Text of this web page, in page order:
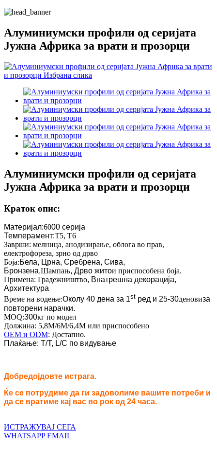
Алуминиумски профили од серијата
Јужна Африка за врати и прозорци
Алуминиумски профили од серијата
Јужна Африка за врати и прозорци
Краток опис:
Материјал:6000 серија
Темперамент:T5, T6
Заврши: мелница, анодизирање, облога во прав,
електрофореза, зрно од дрво
Боја:Бела, Црна, Сребрена, Сива,
Бронзена,Шампањ, Дрво житои приспособена боја.
Примена: Градежништво, Внатрешна декорација,
Архитектура
Време на водење:Околу 40 дена за 1st ред и 25-30деновиза
повторени нарачки.
MOQ:300кг по модел
Должина: 5,8M/6M/6,4M или приспособено
OEM и ODM: Достапно.
Плаќање: T/T, L/C по видување
Добредојдовте истрага.
Ќе се потрудиме да ги задоволиме вашите потреби и
да се вратиме кај вас во рок од 24 часа.
ИСТРАЖУВАЈ СЕГА
WHATSAPP EMAIL